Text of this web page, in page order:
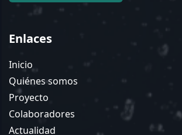
Enlaces
Inicio
Quiénes somos
Proyecto
Colaboradores
Actualidad